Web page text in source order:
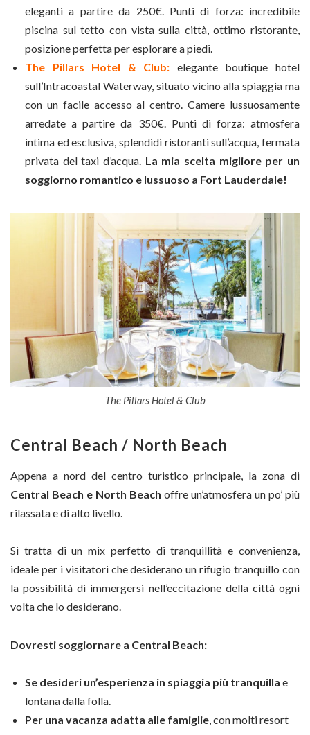
eleganti a partire da 250€. Punti di forza: incredibile
piscina sul tetto con vista sulla città, ottimo ristorante,
posizione perfetta per esplorare a piedi.
The Pillars Hotel & Club: elegante boutique hotel
sull’Intracoastal Waterway, situato vicino alla spiaggia ma
con un facile accesso al centro. Camere lussuosamente
arredate a partire da 350€. Punti di forza: atmosfera
intima ed esclusiva, splendidi ristoranti sull’acqua, fermata
privata del taxi d’acqua. La mia scelta migliore per un
soggiorno romantico e lussuoso a Fort Lauderdale!
The Pillars Hotel & Club
Central Beach / North Beach
Appena a nord del centro turistico principale, la zona di
Central Beach e North Beach offre un’atmosfera un po’ più
rilassata e di alto livello.
Si tratta di un mix perfetto di tranquillità e convenienza,
ideale per i visitatori che desiderano un rifugio tranquillo con
la possibilità di immergersi nell’eccitazione della città ogni
volta che lo desiderano.
Dovresti soggiornare a Central Beach:
Se desideri un’esperienza in spiaggia più tranquilla e
lontana dalla folla.
Per una vacanza adatta alle famiglie, con molti resort